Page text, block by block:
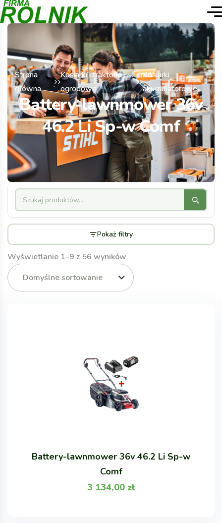
Strona
główna
Kosiarki i traktorki
ogrodowe
Kosiarki
akumulatorowe
Battery-lawnmower 36v
46.2 Li Sp-w Comf
Wyświetlanie 1–9 z 56 wyników
Domyślne sortowanie
Battery-lawnmower 36v 46.2 Li Sp-w
Comf
3 134,00 zł
Pokaż filtry